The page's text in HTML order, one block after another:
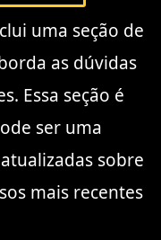
uma seção de
as dúvidas
Essa seção é
ser uma
sobre
mais recentes